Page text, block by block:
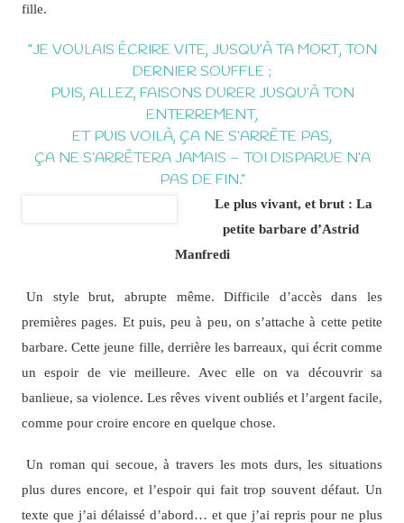
fille.
“JE VOULAIS ÉCRIRE VITE, JUSQU’À TA MORT, TON
DERNIER SOUFFLE ;
PUIS, ALLEZ, FAISONS DURER JUSQU’À TON
ENTERREMENT,
ET PUIS VOILÀ, ÇA NE S’ARRÊTE PAS,
ÇA NE S’ARRÊTERA JAMAIS – TOI DISPARUE N’A
PAS DE FIN.”
Le plus vivant, et brut : La
petite barbare d’Astrid
Manfredi
Un style brut, abrupte même. Difficile d’accès dans les
premières pages. Et puis, peu à peu, on s’attache à cette petite
barbare. Cette jeune fille, derrière les barreaux, qui écrit comme
un espoir de vie meilleure. Avec elle on va découvrir sa
banlieue, sa violence. Les rêves vivent oubliés et l’argent facile,
comme pour croire encore en quelque chose.
Un roman qui secoue, à travers les mots durs, les situations
plus dures encore, et l’espoir qui fait trop souvent défaut. Un
texte que j’ai délaissé d’abord… et que j’ai repris pour ne plus